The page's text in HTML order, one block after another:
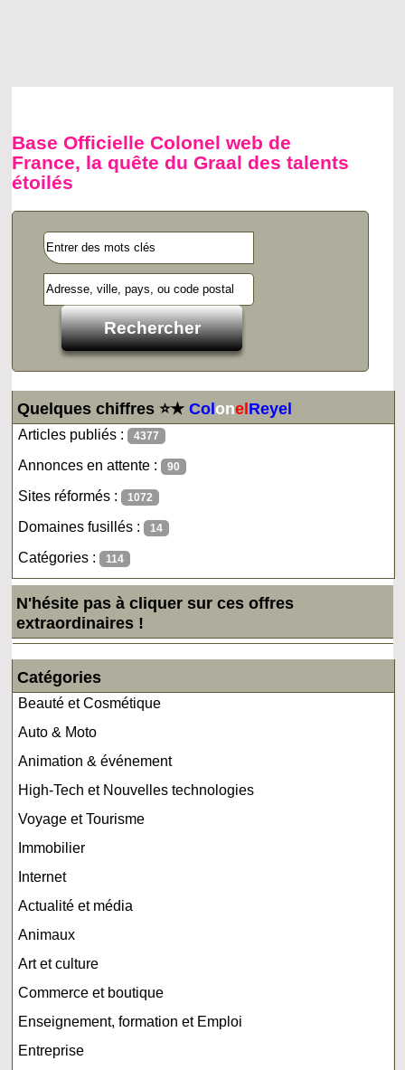
Base Officielle Colonel web de
France, la quête du Graal des talents
étoilés
Quelques chiffres ⭐★ColonelReyel
Articles publiés : 4377
Annonces en attente : 90
Sites réformés : 1072
Domaines fusillés : 14
Catégories : 114
N'hésite pas à cliquer sur ces offres
extraordinaires !
Catégories
Beauté et Cosmétique
Auto & Moto
Animation & événement
High-Tech et Nouvelles technologies
Voyage et Tourisme
Immobilier
Internet
Actualité et média
Animaux
Art et culture
Commerce et boutique
Enseignement, formation et Emploi
Entreprise